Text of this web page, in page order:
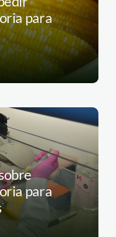
para
para